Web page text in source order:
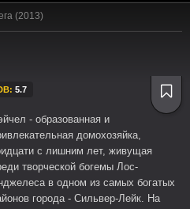
(2013)
5.7
- образованная и
домохозяйка,
с лишним лет, живущая
творческой богемы Лос-
в одном из самых богатых
города - Сильвер-Лейк. На